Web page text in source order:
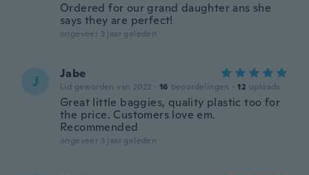
Ordered for our grand daughter ans she
says they are perfect!
ongeveer 3 jaar geleden
J Jabe
Lid geworden van 2022 · 16 beoordelingen · 12 uploads
Great little baggies, quality plastic too for
the price. Customers love em.
Recommended
ongeveer 3 jaar geleden